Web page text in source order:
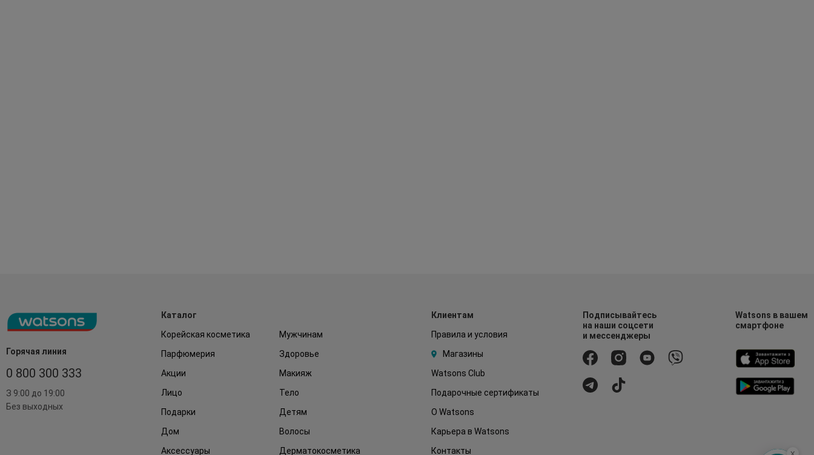
Горячая линия
0 800 300 333
З 9:00 до 19:00
Без выходных
Каталог
Корейская косметика
Мужчинам
Парфюмерия
Здоровье
Акции
Макияж
Лицо
Тело
Подарки
Детям
Дом
Волосы
Аксессуары
Дерматокосметика
Клиентам
Правила и условия
Магазины
Watsons Club
Подарочные сертификаты
О Watsons
Карьера в Watsons
Контакты
Подписывайтесь
на наши соцсети
и мессенджеры
Watsons в вашем
смартфоне
x